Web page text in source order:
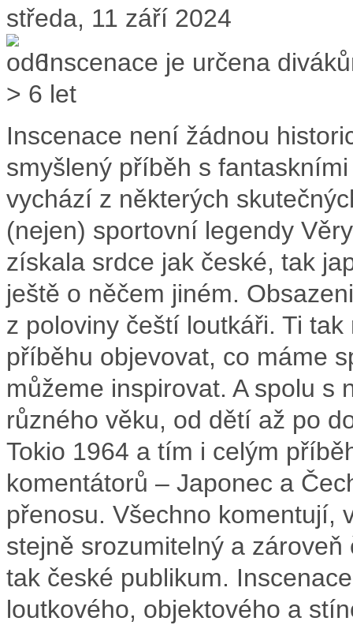
středa, 11 září 2024
Inscenace je určena
> 6 let
Inscenace není žádnou
smyšlený příběh s
vychází z některých
(nejen) sportovní legendy
získala srdce jak české, tak
ještě o něčem jiném.
z poloviny čeští loutkáři. Ti
příběhu objevovat, co máme
můžeme inspirovat. A spolu s
různého věku, od dětí až po
Tokio 1964 a tím i celým
komentátorů – Japonec a
přenosu. Všechno komentují,
stejně srozumitelný a
tak české publikum.
loutkového, objektového a